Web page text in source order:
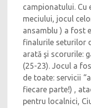
campionatului. Cu
meciului, jocul
ansamblu ) a fost
finalurile seturilor
arată şi scorurile:
(25-23). Jocul a
de toate: servicii
fiecare parte!) ,
pentru localnici,